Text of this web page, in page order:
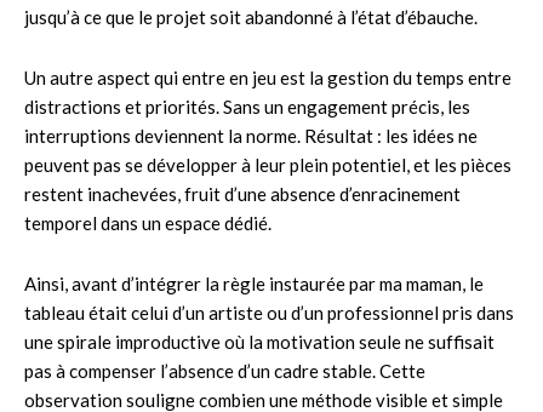
jusqu’à ce que le projet soit abandonné à l’état d’ébauche.
Un autre aspect qui entre en jeu est la gestion du temps entre
distractions et priorités. Sans un engagement précis, les
interruptions deviennent la norme. Résultat : les idées ne
peuvent pas se développer à leur plein potentiel, et les pièces
restent inachevées, fruit d’une absence d’enracinement
temporel dans un espace dédié.
Ainsi, avant d’intégrer la règle instaurée par ma maman, le
tableau était celui d’un artiste ou d’un professionnel pris dans
une spirale improductive où la motivation seule ne suffisait
pas à compenser l’absence d’un cadre stable. Cette
observation souligne combien une méthode visible et simple